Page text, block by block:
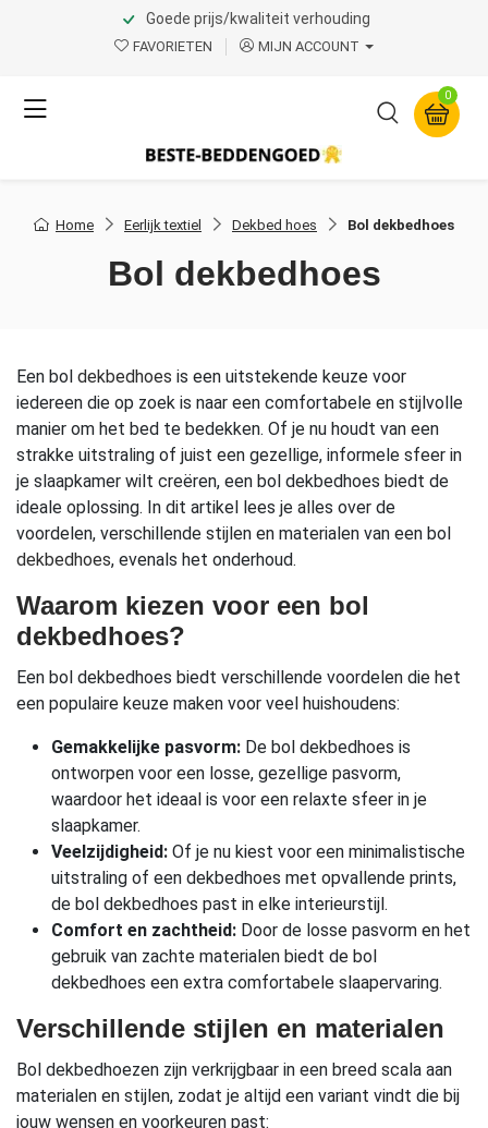
Goede prijs/kwaliteit verhouding
FAVORIETEN MIJN ACCOUNT
0
Home Eerlijk textiel Dekbed hoes Bol dekbedhoes
Bol dekbedhoes
Een bol dekbedhoes is een uitstekende keuze voor
iedereen die op zoek is naar een comfortabele en stijlvolle
manier om het bed te bedekken. Of je nu houdt van een
strakke uitstraling of juist een gezellige, informele sfeer in
je slaapkamer wilt creëren, een bol dekbedhoes biedt de
ideale oplossing. In dit artikel lees je alles over de
voordelen, verschillende stijlen en materialen van een bol
dekbedhoes, evenals het onderhoud.
Waarom kiezen voor een bol
dekbedhoes?
Een bol dekbedhoes biedt verschillende voordelen die het
een populaire keuze maken voor veel huishoudens:
Gemakkelijke pasvorm: De bol dekbedhoes is
ontworpen voor een losse, gezellige pasvorm,
waardoor het ideaal is voor een relaxte sfeer in je
slaapkamer.
Veelzijdigheid: Of je nu kiest voor een minimalistische
uitstraling of een dekbedhoes met opvallende prints,
de bol dekbedhoes past in elke interieurstijl.
Comfort en zachtheid: Door de losse pasvorm en het
gebruik van zachte materialen biedt de bol
dekbedhoes een extra comfortabele slaapervaring.
Verschillende stijlen en materialen
Bol dekbedhoezen zijn verkrijgbaar in een breed scala aan
materialen en stijlen, zodat je altijd een variant vindt die bij
jouw wensen en voorkeuren past: